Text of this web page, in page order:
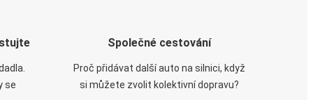
se
Společné cestování
Proč přidávat další auto na silnici, když
si můžete zvolit kolektivní dopravu?